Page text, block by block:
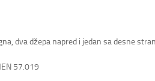
dva džepa napred i jedan sa desne
57.019